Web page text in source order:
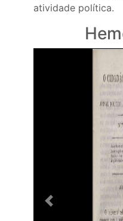
atividade política.
A constituição da
BPB tem como
alargado de títulos
Previous